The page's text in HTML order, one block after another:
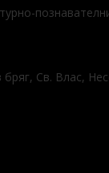
бряг, Св. Влас,